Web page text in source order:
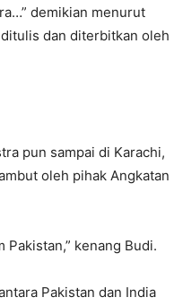
demikian menurut
dan diterbitkan oleh
pun sampai di Karachi,
oleh pihak Angkatan
kenang Budi.
Pakistan dan India